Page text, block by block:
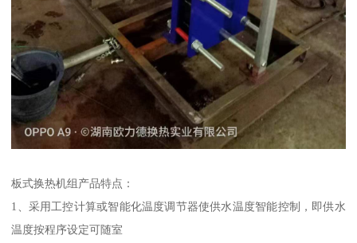
板式换热机组产品特点：
1、采用工控计算或智能化温度调节器使供水温度智能控制，即供水
温度按程序设定可随室